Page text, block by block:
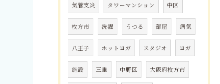
気管支炎 タワーマンション 中区
枚方市 洗濯 うつる 部屋 病気
八王子 ホットヨガ スタジオ ヨガ
施設 三重 中野区 大阪府枚方市